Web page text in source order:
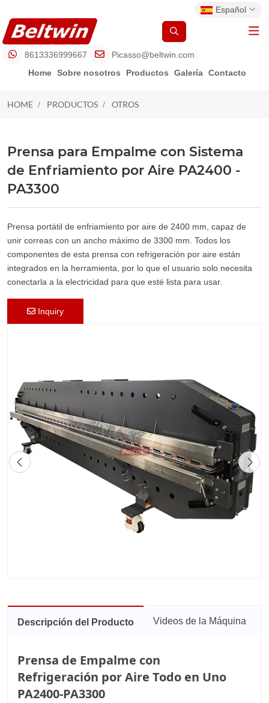
Español
8613336999667
Picasso@beltwin.com
Home Sobre nosotros Productos Galería Contacto
OTROS
HOME PRODUCTOS OTROS
Prensa para Empalme con Sistema
de Enfriamiento por Aire PA2400 -
PA3300
Prensa portátil de enfriamiento por aire de 2400 mm, capaz de
unir correas con un ancho máximo de 3300 mm. Todos los
componentes de esta prensa con refrigeración por aire están
integrados en la herramienta, por lo que el usuario solo necesita
conectarla a la electricidad para que esté lista para usar.
Inquiry
Descripción del Producto Videos de la Máquina
Prensa de Empalme con
Refrigeración por Aire Todo en Uno
PA2400-PA3300